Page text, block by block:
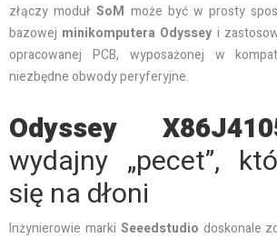
złączy modułSoM może być w prosty
bazowej minikomputera Odyssey i
opracowanej PCB, wyposażonej w
niezbędne obwody peryferyjne.
Odyssey
wydajny „pecet”,
się na dłoni
Inżynierowie marki Seeedstudio doskonale